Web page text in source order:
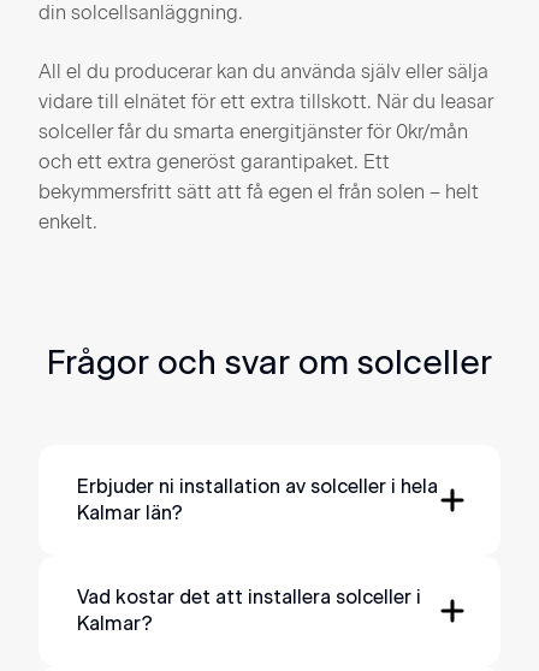
din solcellsanläggning.
All el du producerar kan du använda själv eller sälja
vidare till elnätet för ett extra tillskott. När du leasar
solceller får du smarta energitjänster för 0kr/mån
och ett extra generöst garantipaket. Ett
bekymmersfritt sätt att få egen el från solen – helt
enkelt.
Frågor och svar om solceller
Erbjuder ni installation av solceller i hela
Kalmar län?
Kalmar län genom våra lokala
installatörskontor. Om du bor i dessa
Vad kostar det att installera solceller i
Kalmar?